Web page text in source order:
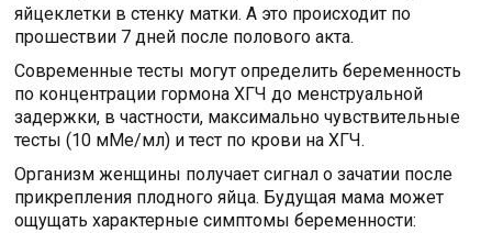
яйцеклетки в стенку матки. А это происходит по
прошествии 7 дней после полового акта.
Современные тесты могут определить беременность
по концентрации гормона ХГЧ до менструальной
задержки, в частности, максимально чувствительные
тесты (10 мМе/мл) и тест по крови на ХГЧ.
Организм женщины получает сигнал о зачатии после
прикрепления плодного яйца. Будущая мама может
ощущать характерные симптомы беременности: